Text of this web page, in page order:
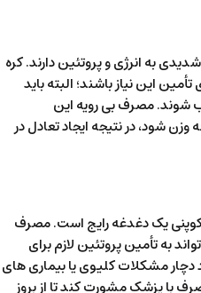
به انرژی و پروتئین دارند. کره
این نیاز باشند؛ البته باید
شوند. مصرف بی رویه این
شود، در نتیجه ایجاد تعادل در
یک دغدغه رایج است. مصرف
به تأمین پروتئین لازم برای
مشکلات کلیوی یا بیماری های
با پزشک مشورت کند تا از بروز